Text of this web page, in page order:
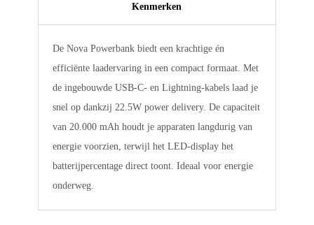
Kenmerken
De Nova Powerbank biedt een krachtige én
efficiënte laadervaring in een compact formaat. Met
de ingebouwde USB-C- en Lightning-kabels laad je
snel op dankzij 22.5W power delivery. De capaciteit
van 20.000 mAh houdt je apparaten langdurig van
energie voorzien, terwijl het LED-display het
batterijpercentage direct toont. Ideaal voor energie
onderweg.